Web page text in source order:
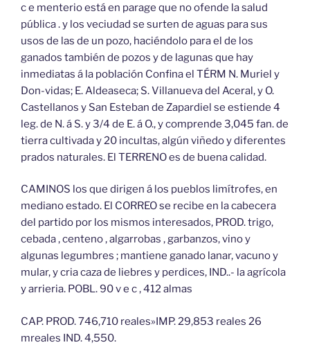
c e menterio está en parage que no ofende la salud
pública . y los veciudad se surten de aguas para sus
usos de las de un pozo, haciéndolo para el de los
ganados también de pozos y de lagunas que hay
inmediatas á la población Confina el TÉRM N. Muriel y
Don-vidas; E. Aldeaseca; S. Villanueva del Aceral, y O.
Castellanos y San Esteban de Zapardiel se estiende 4
leg. de N. á S. y 3/4 de E. á O., y comprende 3,045 fan. de
tierra cultivada y 20 incultas, algún viñedo y diferentes
prados naturales. El TERRENO es de buena calidad.
CAMINOS los que dirigen á los pueblos limítrofes, en
mediano estado. El CORREO se recibe en la cabecera
del partido por los mismos interesados, PROD. trigo,
cebada , centeno , algarrobas , garbanzos, vino y
algunas legumbres ; mantiene ganado lanar, vacuno y
mular, y cria caza de liebres y perdices, IND..- la agrícola
y arrieria. POBL. 90 v e c , 412 almas
CAP. PROD. 746,710 reales»IMP. 29,853 reales 26
mreales IND. 4,550.